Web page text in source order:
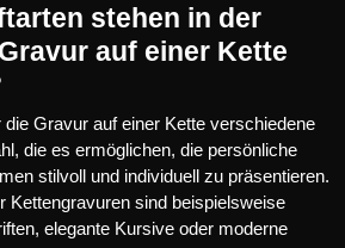
stehen in der
auf einer Kette
die Gravur auf einer Kette verschiedene
die es ermöglichen, die persönliche
stilvoll und individuell zu präsentieren.
Kettengravuren sind beispielsweise
elegante Kursive oder moderne